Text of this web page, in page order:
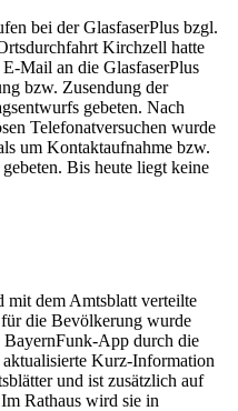
bei der GlasfaserPlus bzgl.
Kirchzell hatte
Mail an die GlasfaserPlus
bzw. Zusendung der
gebeten. Nach
Telefonatversuchen wurde
um Kontaktaufnahme bzw.
Bis heute liegt keine
mit dem Amtsblatt verteilte
die Bevölkerung wurde
BayernFunk-App durch die
Kurz-Information
und ist zusätzlich auf
Rathaus wird sie in